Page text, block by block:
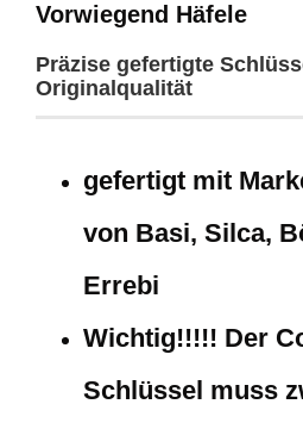
Vorwiegend Häfele
Präzise gefertigte
Originalqualität
gefertigt mit
von Basi, Silca,
Errebi
Wichtig!!!!! Der
Schlüssel muss